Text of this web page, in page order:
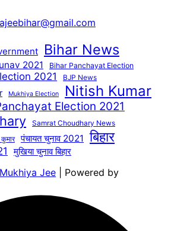
Bihar News
2021 Bihar Panchayat Election
2021 BJP News
Mukhiya Election Nitish Kumar
Election 2021
Samrat Choudhary News
पंचायत चुनाव 2021 बिहार
मुखिया चुनाव बिहार
Mukhiya Jee | Powered by